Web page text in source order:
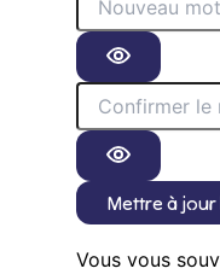
Mettre à jour
Vous vous